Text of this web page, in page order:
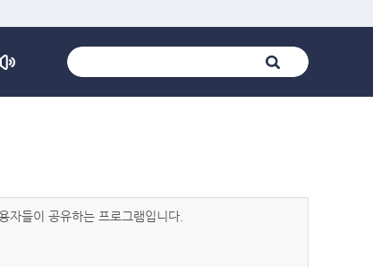
자들이 공유하는 프로그램입니다.